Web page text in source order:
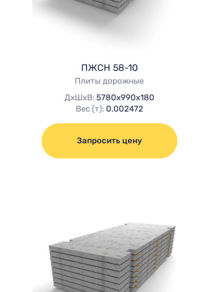
ПЖСН 58-10
Плиты дорожные
ДхШхВ: 5780х990х180
Вес (т): 0.002472
Запросить цену